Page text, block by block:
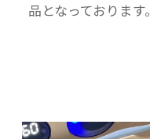
品となっております。